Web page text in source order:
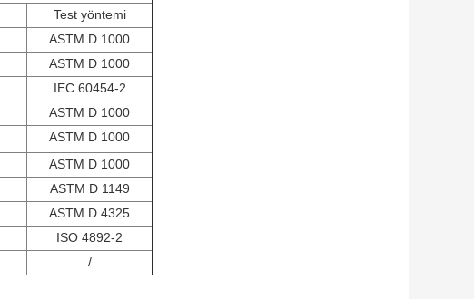
Test yöntemi
ASTM D 1000
ASTM D 1000
IEC 60454-2
ASTM D 1000
ASTM D 1000
ASTM D 1000
ASTM D 1149
ASTM D 4325
ISO 4892-2
/